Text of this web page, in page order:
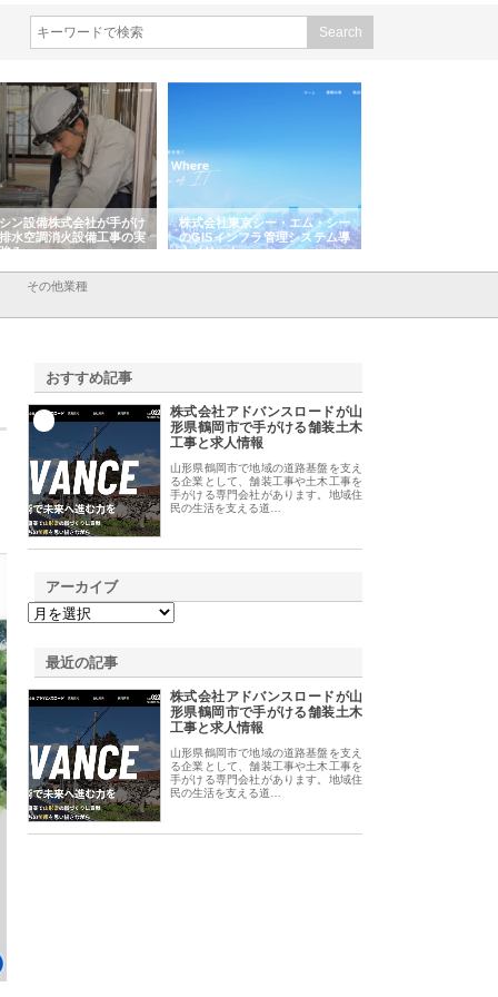
ン設備株式会社が手がけ
水空調消火設備工事の実
み
株式会社東京シー・エム・シー
のGISインフラ管理システム導
入メリット
その他業種
おすすめ記事
株式会社アドバンスロードが山
形県鶴岡市で手がける舗装土木
工事と求人情報
山形県鶴岡市で地域の道路基盤を支え
る企業として、舗装工事や土木工事を
手がける専門会社があります。地域住
民の生活を支える道…
アーカイブ
最近の記事
株式会社アドバンスロードが山
形県鶴岡市で手がける舗装土木
工事と求人情報
山形県鶴岡市で地域の道路基盤を支え
る企業として、舗装工事や土木工事を
手がける専門会社があります。地域住
民の生活を支える道…